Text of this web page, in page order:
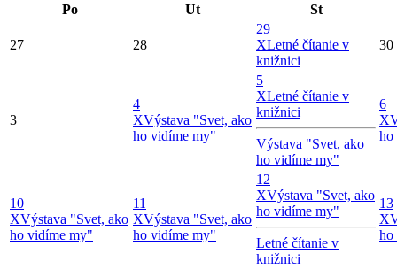
Po Ut St
27 28
29
XLetné čítanie v
knižnici
30
3
4
XVýstava "Svet, ako
ho vidíme my"
5
XLetné čítanie v
knižnici
Výstava "Svet, ako
ho vidíme my"
6
X
ho
10
XVýstava "Svet, ako
ho vidíme my"
11
XVýstava "Svet, ako
ho vidíme my"
12
XVýstava "Svet, ako
ho vidíme my"
Letné čítanie v
knižnici
13
X
ho